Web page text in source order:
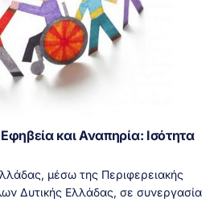
και Αναπηρία: Ισότητα
μέσω της Περιφερειακής
Δυτικής Ελλάδας, σε συνεργασία